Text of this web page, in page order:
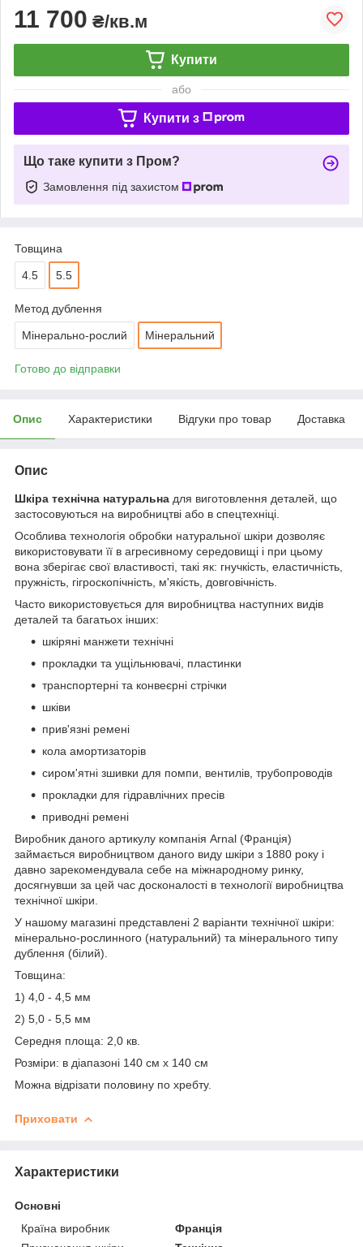
11 700 ₴/кв.м
Купити
або
Купити з
Що таке купити з Пром?
Замовлення під захистом
Товщина
4.5 5.5
Метод дублення
Мінерально-рослий Мінеральний
Готово до відправки
Опис Характеристики Відгуки про товар Доставка
Опис
Шкіра технічна натуральна для виготовлення деталей, що
застосовуються на виробництві або в спецтехніці.
Особлива технологія обробки натуральної шкіри дозволяє
використовувати її в агресивному середовищі і при цьому
вона зберігає свої властивості, такі як: гнучкість, еластичність,
пружність, гігроскопічність, м'якість, довговічність.
Часто використовується для виробництва наступних видів
деталей та багатьох інших:
шкіряні манжети технічні
прокладки та ущільнювачі, пластинки
транспортерні та конвеєрні стрічки
шківи
прив'язні ремені
кола амортизаторів
сиром'ятні зшивки для помпи, вентилів, трубопроводів
прокладки для гідравлічних пресів
приводні ремені
Виробник даного артикулу компанія Arnal (Франція)
займається виробництвом даного виду шкіри з 1880 року і
давно зарекомендувала себе на міжнародному ринку,
досягнувши за цей час досконалості в технології виробництва
технічної шкіри.
У нашому магазині представлені 2 варіанти технічної шкіри:
мінерально-рослинного (натуральний) та мінерального типу
дублення (білий).
Товщина:
1) 4,0 - 4,5 мм
2) 5,0 - 5,5 мм
Середня площа: 2,0 кв.
Розміри: в діапазоні 140 см х 140 см
Можна відрізати половину по хребту.
Приховати
Характеристики
Основні
Країна виробник
Франція